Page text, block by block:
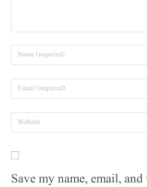
Save my name, email,